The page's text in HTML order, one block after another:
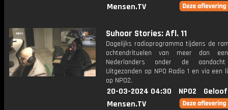
Mensen.TV
Suhoor Stories: Afl. 11
Dagelijks radioprogramma tijdens de
ochtendrituelen van meer dan
Nederlanders onder de
Uitgezonden op NPO Radio 1 en via een
op NPO2.
20-03-2024 04:30 NPO2
Mensen.TV